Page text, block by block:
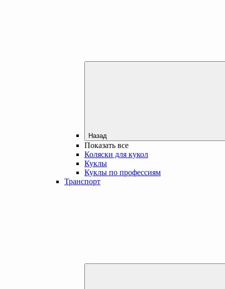
Назад
Показать все
Коляски для кукол
Куклы
Куклы по профессиям
Транспорт